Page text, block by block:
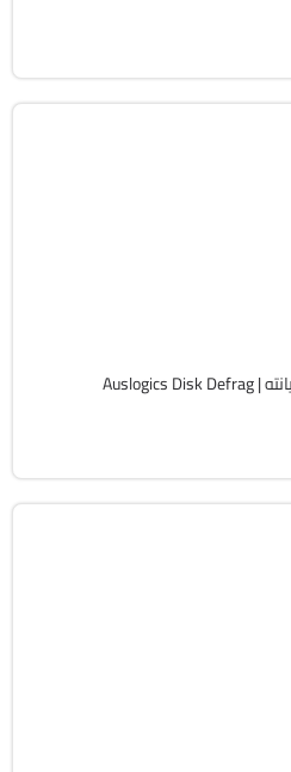
برنامج إلغاء تجزئة الهارديسك وصيانته | Auslogics Disk Defrag